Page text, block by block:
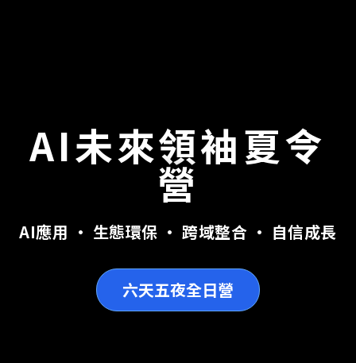
AI未來領袖夏令
營
AI應用 • 生態環保 • 跨域整合 • 自信成長
六天五夜全日營